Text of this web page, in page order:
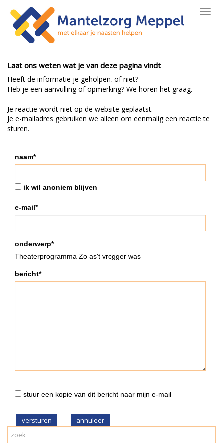
Laat ons weten wat je van deze pagina vindt
Heeft de informatie je geholpen, of niet?
Heb je een aanvulling of opmerking? We horen het graag.
Je reactie wordt niet op de website geplaatst.
Je e-mailadres gebruiken we alleen om eenmalig een reactie te
sturen.
naam*
ik wil anoniem blijven
e-mail*
onderwerp*
Theaterprogramma Zo as't vrogger was
bericht*
stuur een kopie van dit bericht naar mijn e-mail
versturen